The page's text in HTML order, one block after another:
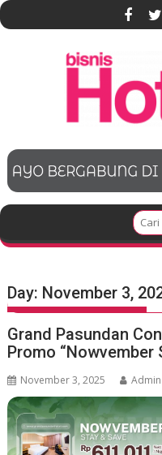
S
k
e
t
Day: November 3,
Grand Pasundan
Promo “Nowvember
November 3, 2025